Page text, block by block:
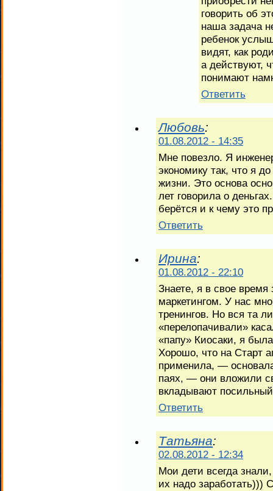
говорить об
наша задача
ребенок
видят, как
а действуют,
понимают
Ответить
Любовь:
01.08.2012 - 14:35
Мне повезло. Я
экономику так, что я
жизни. Это основа
лет говорила о
берётся и к чему это
Ответить
Ирина:
01.08.2012 - 22:10
Знаете, я в свое
маркетингом. У нас
тренингов. Но вся та
«перелопачивали»
«папу» Киосаки, я
Хорошо, что на Старт
применила, —
паях, — они вложили
вкладывают
Ответить
Татьяна:
02.08.2012 - 12:34
Мои дети всегда
их надо заработать)))